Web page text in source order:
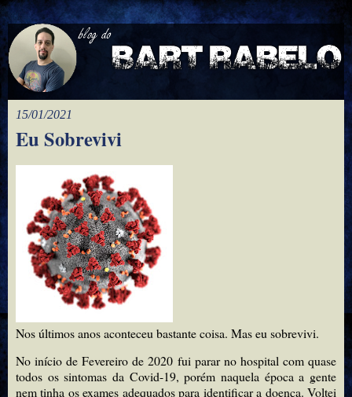
15/01/2021
Eu Sobrevivi
Nos últimos anos aconteceu bastante coisa. Mas eu sobrevivi.
No início de Fevereiro de 2020 fui parar no hospital com quase
todos os sintomas da Covid-19, porém naquela época a gente
nem tinha os exames adequados para identificar a doença. Voltei